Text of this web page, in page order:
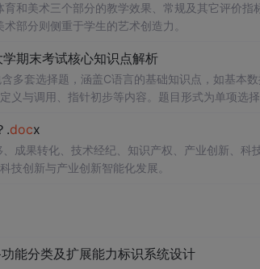
和美术三个部分的教学效果、常规及其它评价指
部分则侧重于学生的艺术创造力。
期末考试核心知识点解析
多套选择题，涵盖C语言的基础知识点，如基本
与调用、指针初步等内容。题目形式为单项选
合教材和上机实践进行练习，
行流程，以达到真正掌握语言特性的目的。
.docx
成果转化、技术经纪、知识产权、产业创新、科
技创新与产业创新智能化发展。
能分类及扩展能力标识系统设计